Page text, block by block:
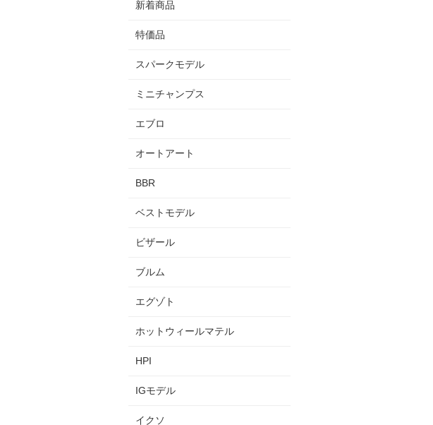
新着商品
特価品
スパークモデル
ミニチャンプス
エブロ
オートアート
BBR
ベストモデル
ビザール
ブルム
エグゾト
ホットウィールマテル
HPI
IGモデル
イクソ